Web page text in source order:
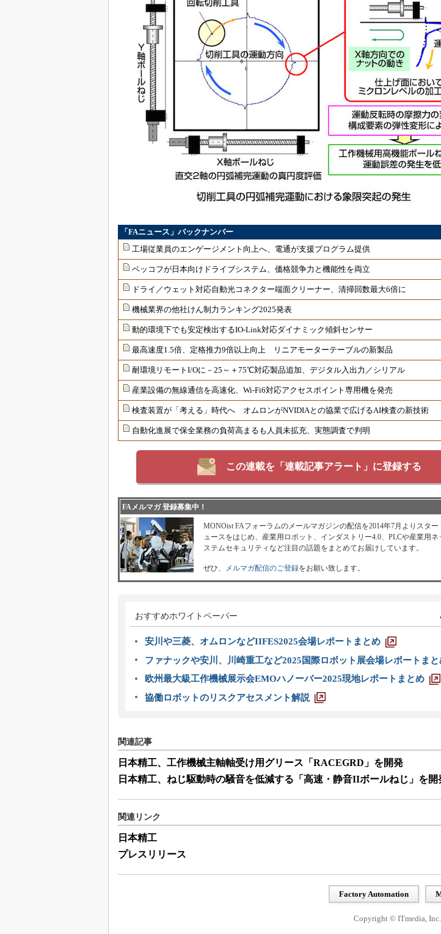
「FAニュース」バックナンバー
工場従業員のエンゲージメント向上へ、電通が支援プログラム提供
ベッコフが日本向けドライブシステム、価格競争力と機能性を両立
ドライ／ウェット対応自動光コネクター端面クリーナー、清掃回数最大6倍に
機械業界の他社けん制力ランキング2025発表
動的環境下でも安定検出するIO-Link対応ダイナミック傾斜センサー
最高速度1.5倍、定格推力9倍以上向上 リニアモーターテーブルの新製品
耐環境リモートI/Oに－25～＋75℃対応製品追加、デジタル入出力／シリアル
産業設備の無線通信を高速化、Wi-Fi6対応アクセスポイント専用機を発売
検査装置が「考える」時代へ オムロンがNVIDIAとの協業で広げるAI検査の新技術
自動化進展で保全業務の負荷高まるも人員未拡充、実態調査で判明
この連載を「連載記事アラート」に登録する
FAメルマガ 登録募集中！
MONOist FAフォーラムのメールマガジンの配信を2014年7月よりスタ
ュースをはじめ、産業用ロボット、インダストリー4.0、PLCや産業用
ステムセキュリティなど注目の話題をまとめてお届けしています。
ぜひ、 メルマガ配信のご登録をお願い致します。
おすすめホワイトペーパー
安川や三菱、オムロンなどIIFES2025会場レポートまとめ
ファナックや安川、川崎重工など2025国際ロボット展会場レポートまと
欧州最大級工作機械展示会EMOハノーバー2025現地レポートまとめ
協働ロボットのリスクアセスメント解説
関連記事
日本精工、工作機械主軸軸受け用グリース「RACEGRD」を開発
日本精工、ねじ駆動時の騒音を低減する「高速・静音IIボールねじ」を開
関連リンク
日本精工
プレスリリース
Factory Automation
Copyright © ITmedia,